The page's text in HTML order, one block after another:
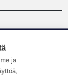
ja